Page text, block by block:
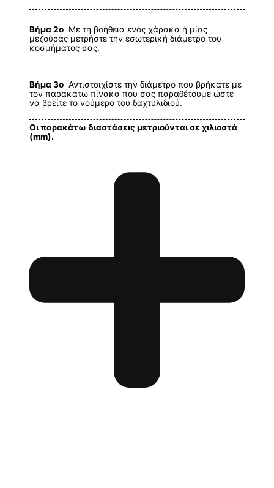
Βήμα 2ο Με τη βοήθεια ενός χάρακα ή μίας
μεζούρας μετρήστε την εσωτερική διάμετρο του
κοσμήματος σας.
Βήμα 3ο Αντιστοιχίστε την διάμετρο που βρήκατε με
τον παρακάτω πίνακα που σας παραθέτουμε ώστε
να βρείτε το νούμερο του δαχτυλιδιού.
Οι παρακάτω διαστάσεις μετριούνται σε χιλιοστά
(mm).